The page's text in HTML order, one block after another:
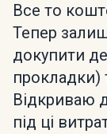
Все то
Тепер
докупити
прокладки)
Відкриваю
під ці